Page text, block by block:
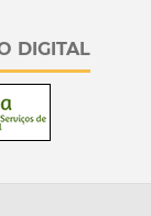
DIGITAL